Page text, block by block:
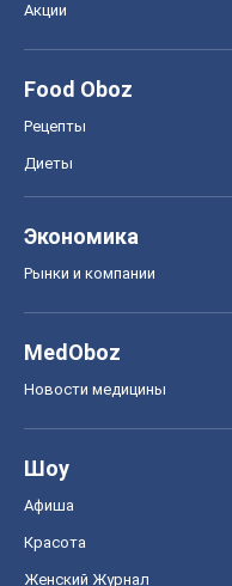
Акции
Food Oboz
Рецепты
Диеты
Экономика
Рынки и компании
MedOboz
Новости медицины
Шоу
Афиша
Красота
Женский Журнал